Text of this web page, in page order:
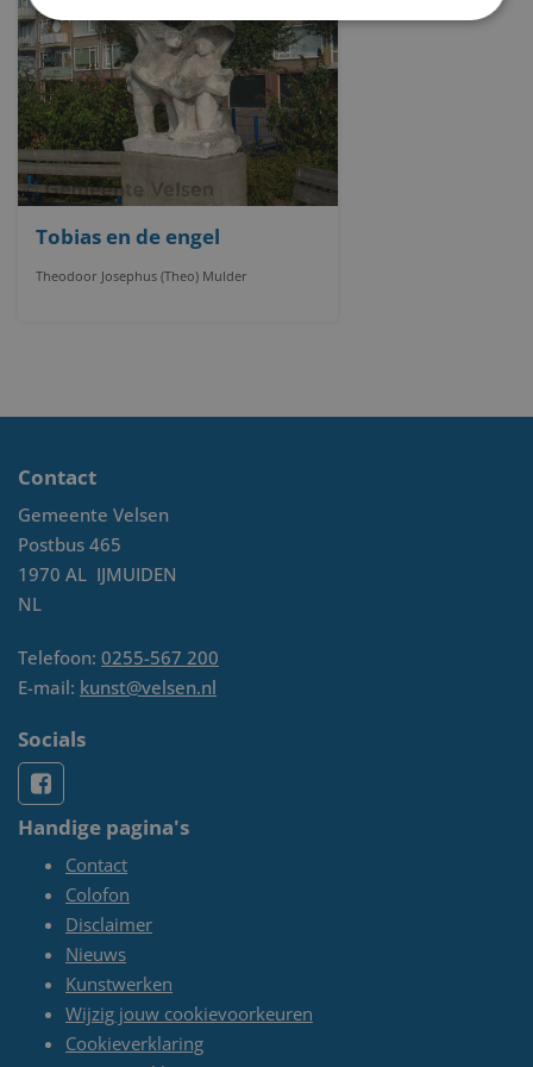
Tobias en de engel
Theodoor Josephus (Theo) Mulder
Contact
Gemeente Velsen
Postbus 465
1970 AL IJMUIDEN
NL
Telefoon: 0255-567 200
E-mail: kunst@velsen.nl
Socials
Handige pagina's
Contact
Colofon
Disclaimer
Nieuws
Kunstwerken
Wijzig jouw cookievoorkeuren
Cookieverklaring